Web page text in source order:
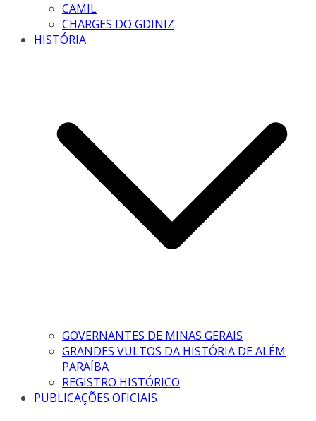
CAMIL
CHARGES DO GDINIZ
HISTÓRIA
GOVERNANTES DE MINAS GERAIS
GRANDES VULTOS DA HISTÓRIA DE ALÉM
PARAÍBA
REGISTRO HISTÓRICO
PUBLICAÇÕES OFICIAIS